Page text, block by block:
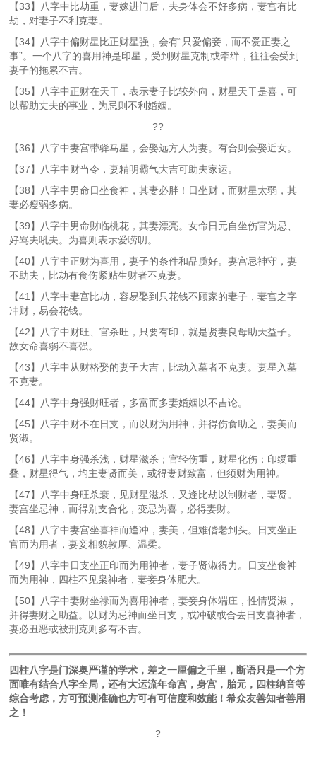
【33】八字中比劫重，妻嫁进门后，夫身体会不好多病，妻宫有比
劫，对妻子不利克妻。
【34】八字中偏财星比正财星强，会有“只爱偏妾，而不爱正妻之
事”。一个八字的喜用神是印星，受到财星克制或牵绊，往往会受到
妻子的拖累不吉。
【35】八字中正财在天干，表示妻子比较外向，财星天干是喜，可
以帮助丈夫的事业，为忌则不利婚姻。
??
【36】八字中妻宫带驿马星，会娶远方人为妻。有合则会娶近女。
【37】八字中财当令，妻精明霸气大吉可助夫家运。
【38】八字中男命日坐食神，其妻必胖！日坐财，而财星太弱，其
妻必瘦弱多病。
【39】八字中男命财临桃花，其妻漂亮。女命日元自坐伤官为忌、
好骂夫吼夫。为喜则表示爱唠叨。
【40】八字中正财为喜用，妻子的条件和品质好。妻宫忌神守，妻
不助夫，比劫有食伤紧贴生财者不克妻。
【41】八字中妻宫比劫，容易娶到只花钱不顾家的妻子，妻宫之字
冲财，易会花钱。
【42】八字中财旺、官杀旺，只要有印，就是贤妻良母助天益子。
故女命喜弱不喜强。
【43】八字中从财格娶的妻子大吉，比劫入墓者不克妻。妻星入墓
不克妻。
【44】八字中身强财旺者，多富而多妻婚姻以不吉论。
【45】八字中财不在日支，而以财为用神，并得伤食助之，妻美而
贤淑。
【46】八字中身强杀浅，财星滋杀；官轻伤重，财星化伤；印绶重
叠，财星得气，均主妻贤而美，或得妻财致富，但须财为用神。
【47】八字中身旺杀衰，见财星滋杀，又逢比劫以制财者，妻贤。
妻宫坐忌神，而得别支合化，变忌为喜，必得妻财。
【48】八字中妻宫坐喜神而逢冲，妻美，但难偕老到头。日支坐正
官而为用者，妻妾相貌敦厚、温柔。
【49】八字中日支坐正印而为用神者，妻子贤淑得力。日支坐食神
而为用神，四柱不见枭神者，妻妾身体肥大。
【50】八字中妻财坐禄而为喜用神者，妻妾身体端庄，性情贤淑，
并得妻财之助益。以财为忌神而坐日支，或冲破或合去日支喜神者，
妻必丑恶或被刑克则多有不吉。
四柱八字是门深奥严谨的学术，差之一厘偏之千里，断语只是一个方
面唯有结合八字全局，还有大运流年命宫，身宫，胎元，四柱纳音等
综合考虑，方可预测准确也方可有可信度和效能！希众友善知者善用
之！
?